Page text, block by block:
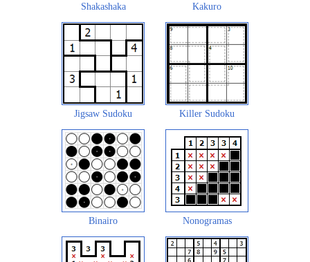
Shakashaka Kakuro
Jigsaw Sudoku Killer Sudoku
Binairo Nonogramas